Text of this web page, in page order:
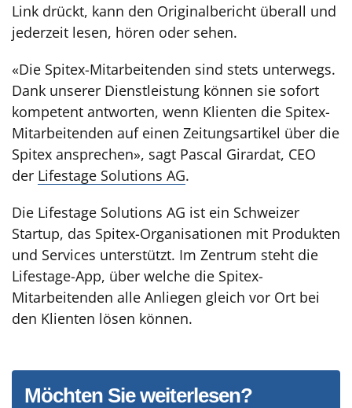
Link drückt, kann den Originalbericht überall und
jederzeit lesen, hören oder sehen.
«Die Spitex-Mitarbeitenden sind stets unterwegs.
Dank unserer Dienstleistung können sie sofort
kompetent antworten, wenn Klienten die Spitex-
Mitarbeitenden auf einen Zeitungsartikel über die
Spitex ansprechen», sagt Pascal Girardat, CEO
der Lifestage Solutions AG.
Die Lifestage Solutions AG ist ein Schweizer
Startup, das Spitex-Organisationen mit Produkten
und Services unterstützt. Im Zentrum steht die
Lifestage-App, über welche die Spitex-
Mitarbeitenden alle Anliegen gleich vor Ort bei
den Klienten lösen können.
Möchten Sie weiterlesen?